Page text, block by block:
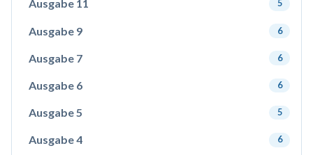
Ausgabe 11 5
Ausgabe 9 6
Ausgabe 7 6
Ausgabe 6 6
Ausgabe 5 5
Ausgabe 4 6